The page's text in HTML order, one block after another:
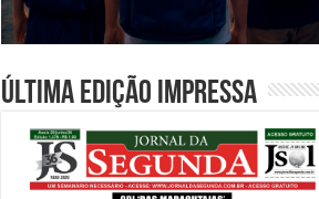
Última edição impressa